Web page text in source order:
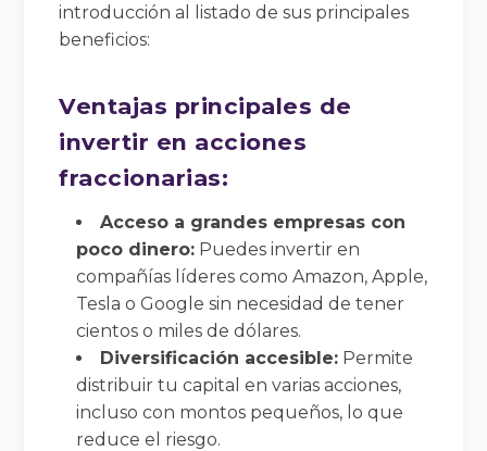
introducción al listado de sus principales
beneficios:
Ventajas principales de
invertir en acciones
fraccionarias:
Acceso a grandes empresas con
poco dinero: Puedes invertir en
compañías líderes como Amazon, Apple,
Tesla o Google sin necesidad de tener
cientos o miles de dólares.
Diversificación accesible: Permite
distribuir tu capital en varias acciones,
incluso con montos pequeños, lo que
reduce el riesgo.